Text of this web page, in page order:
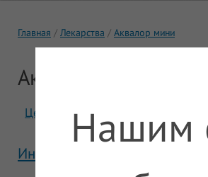
Главная Лекарства Аквалор мини
Аквалор мини
Цены Отзывы
Инструкция Аквалор мини
Нашим